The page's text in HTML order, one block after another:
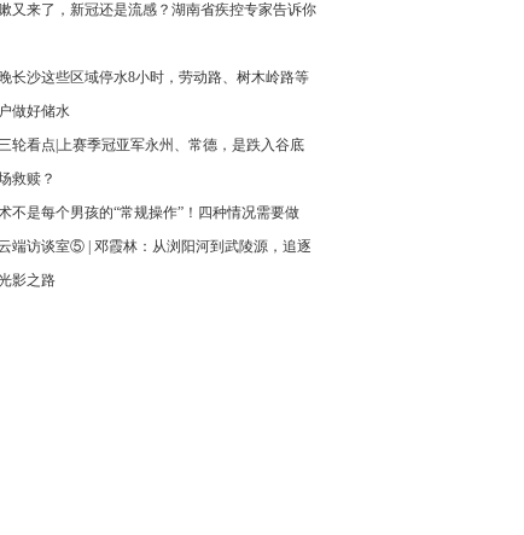
又来了，新冠还是流感？湖南省疾控专家告诉你
长沙这些区域停水8小时，劳动路、树木岭路等
做好储水
轮看点|上赛季冠亚军永州、常德，是跌入谷底
救赎？
不是每个男孩的“常规操作”！四种情况需要做
端访谈室⑤ | 邓霞林：从浏阳河到武陵源，追逐
影之路